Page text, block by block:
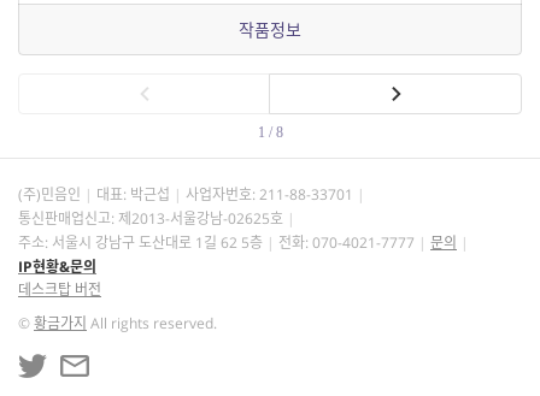
작품정보
1 / 8
(주)민음인 대표: 박근섭 사업자번호: 211-88-33701
통신판매업신고: 제2013-서울강남-02625호
주소: 서울시 강남구 도산대로 1길 62 5층
전화: 070-4021-7777
문의
IP현황&문의
데스크탑 버전
©황금가지 All rights reserved.